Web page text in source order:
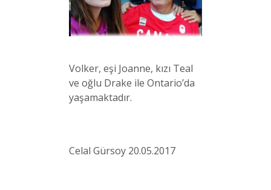
Volker, eşi Joanne, kızı Teal
ve oğlu Drake ile Ontario’da
yaşamaktadır.
Celal Gürsoy 20.05.2017